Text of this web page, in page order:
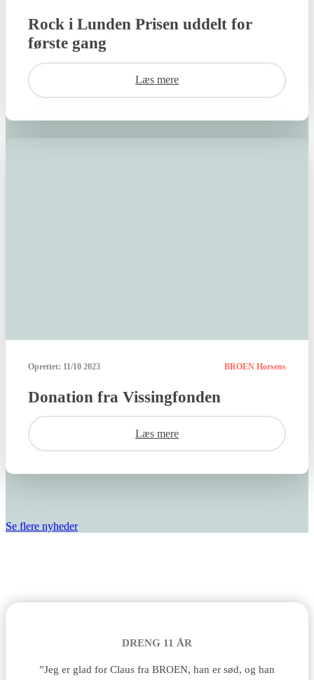
Rock i Lunden Prisen uddelt for
første gang
Læs mere
BROEN Horsens
Oprettet: 11/10 2023
Donation fra Vissingfonden
Læs mere
Se flere nyheder
DRENG 11 ÅR
”Jeg er glad for Claus fra BROEN, han er sød, og han